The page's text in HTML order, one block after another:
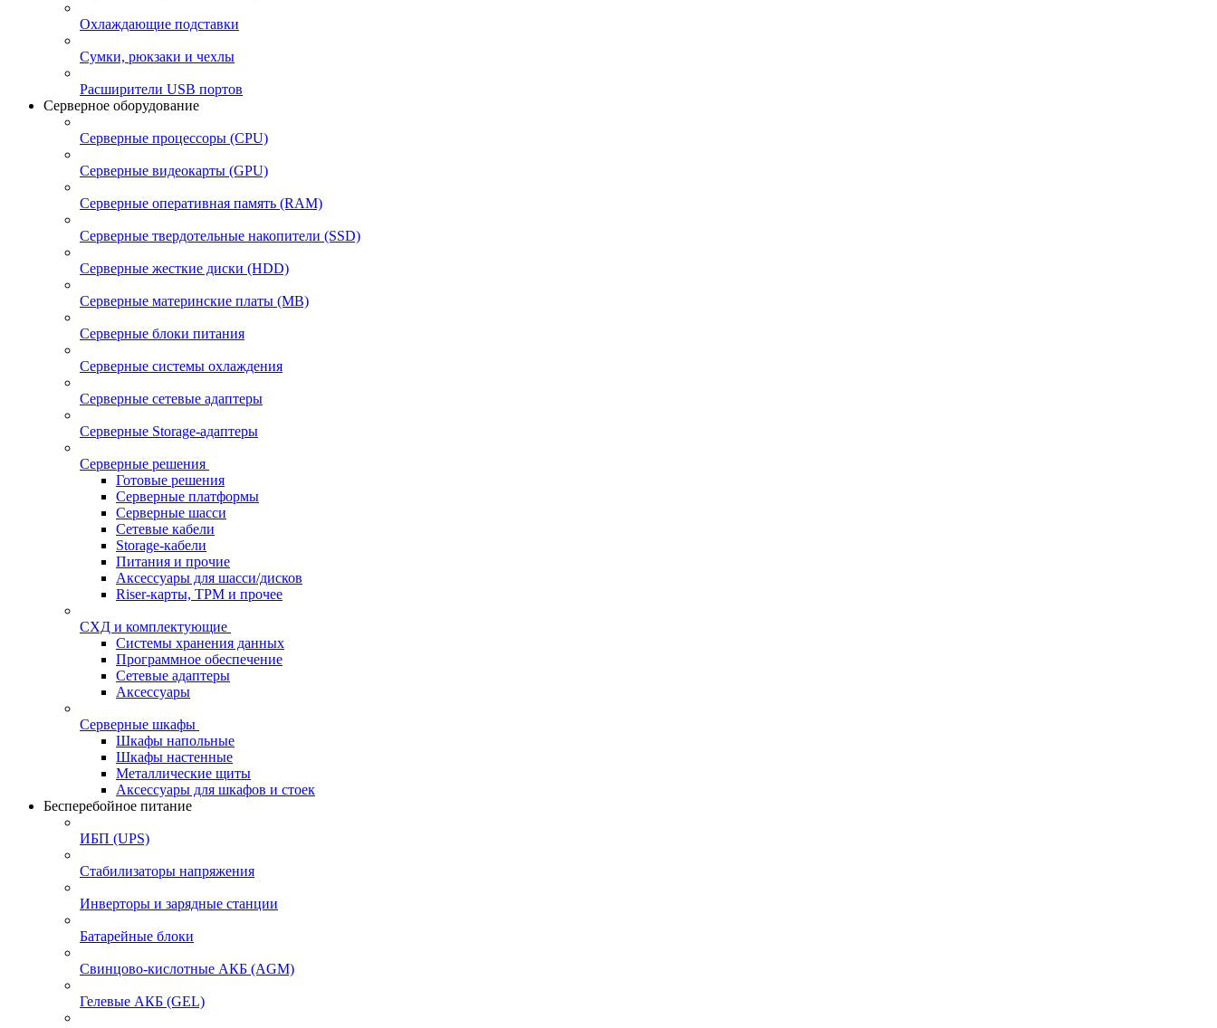
Охлаждающие подставки
Сумки, рюкзаки и чехлы
Расширители USB портов
Серверное оборудование
Серверные процессоры (CPU)
Серверные видеокарты (GPU)
Серверные оперативная память (RAM)
Серверные твердотельные накопители (SSD)
Серверные жесткие диски (HDD)
Серверные материнские платы (MB)
Серверные блоки питания
Серверные системы охлаждения
Серверные сетевые адаптеры
Серверные Storage-адаптеры
Серверные решения
Готовые решения
Серверные платформы
Серверные шасси
Сетевые кабели
Storage-кабели
Питания и прочие
Аксессуары для шасси/дисков
Riser-карты, TPM и прочее
СХД и комплектующие
Системы хранения данных
Программное обеспечение
Сетевые адаптеры
Аксессуары
Серверные шкафы
Шкафы напольные
Шкафы настенные
Металлические щиты
Аксессуары для шкафов и стоек
Бесперебойное питание
ИБП (UPS)
Стабилизаторы напряжения
Инверторы и зарядные станции
Батарейные блоки
Свинцово-кислотные АКБ (AGM)
Гелевые АКБ (GEL)